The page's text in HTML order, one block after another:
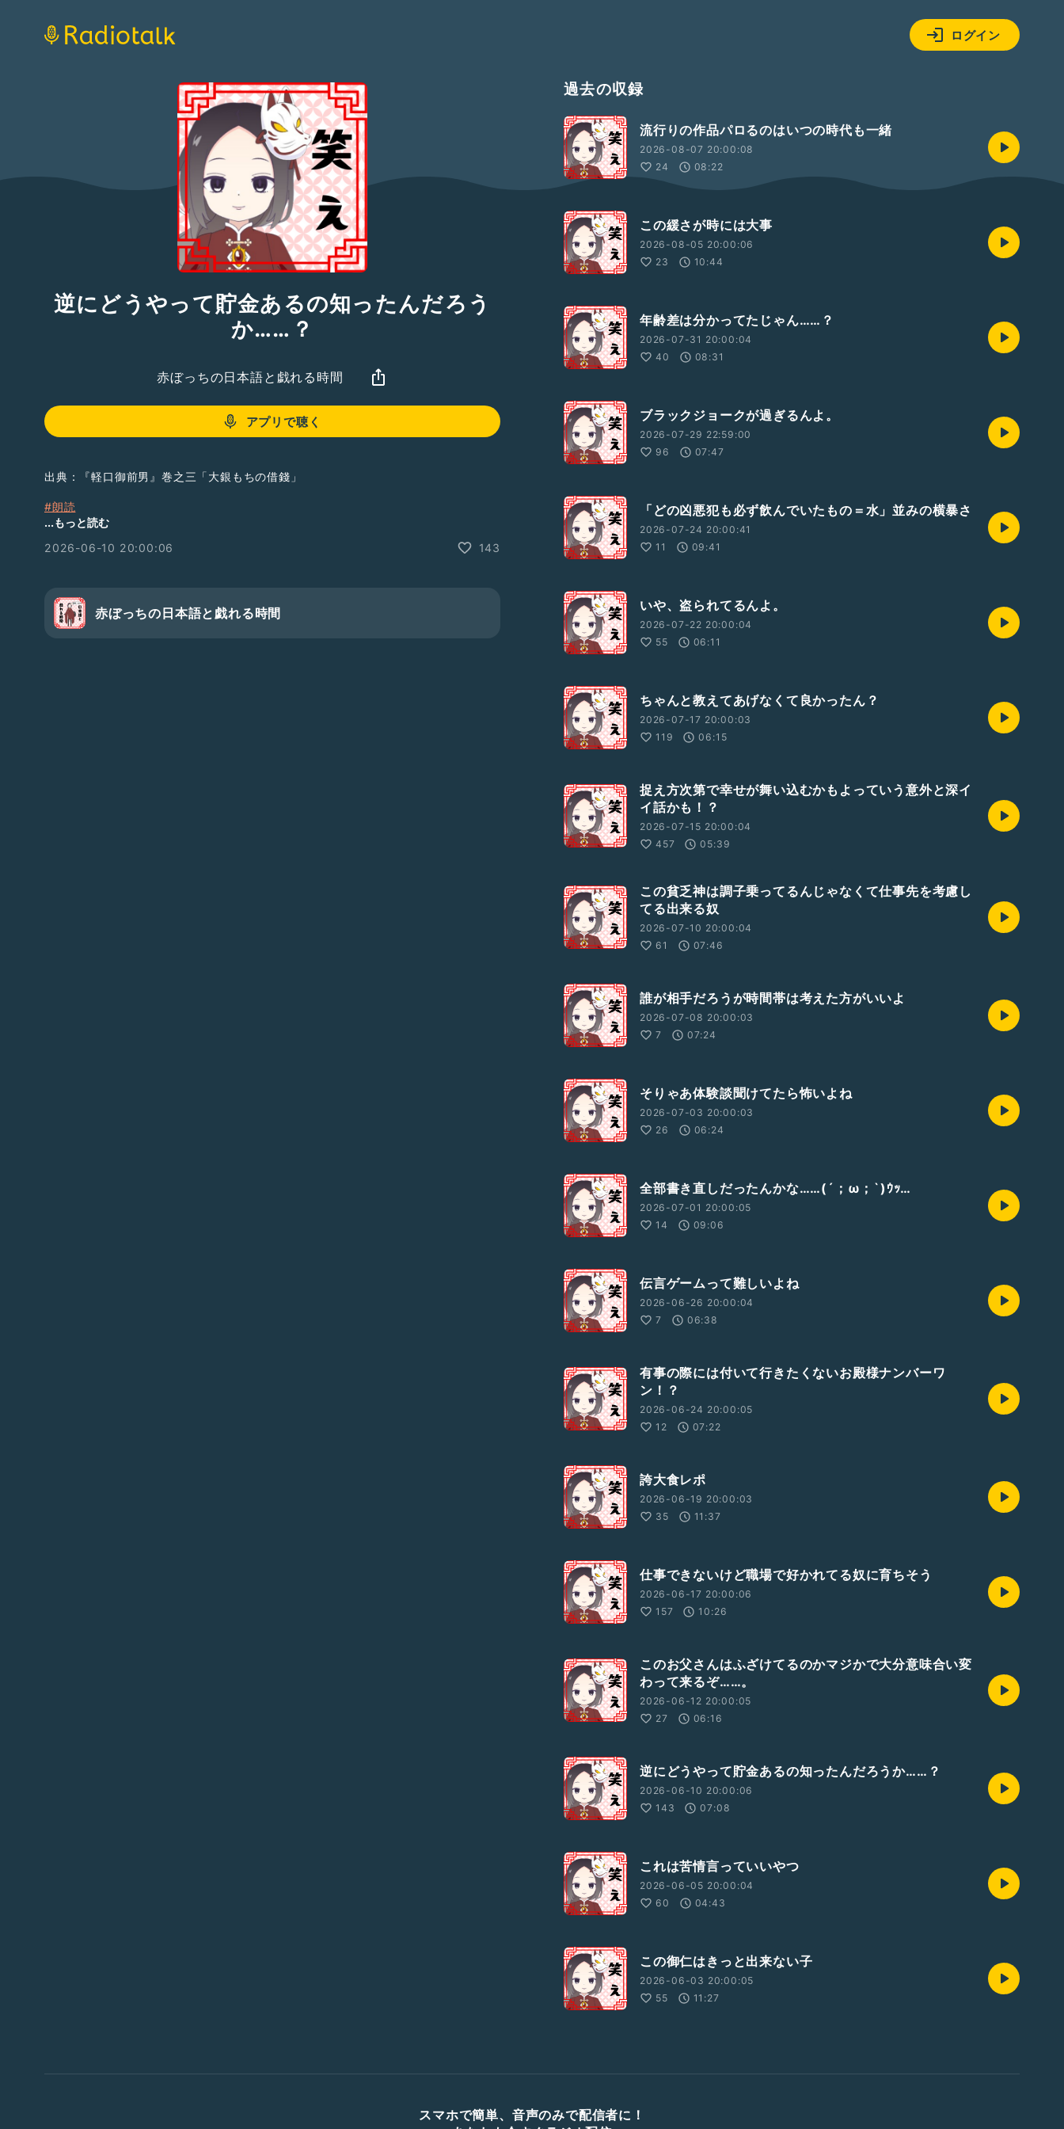
ログイン
逆にどうやって貯金あるの知ったんだろう
か……？
赤ぼっちの日本語と戯れる時間
アプリで聴く
出典：『軽口御前男』巻之三「大銀もちの借錢」
#朗読
#江戸枠
#古文
#軽口御前男
...もっと読む
2026-06-10 20:00:06
143
赤ぼっちの日本語と戯れる時間
過去の収録
流行りの作品パロるのはいつの時代も一緒
2026-08-07 20:00:08
24
08:22
この緩さが時には大事
2026-08-05 20:00:06
23
10:44
年齢差は分かってたじゃん……？
2026-07-31 20:00:04
40
08:31
ブラックジョークが過ぎるんよ。
2026-07-29 22:59:00
96
07:47
「どの凶悪犯も必ず飲んでいたもの＝水」並みの横暴さ
2026-07-24 20:00:41
11
09:41
いや、盗られてるんよ。
2026-07-22 20:00:04
55
06:11
ちゃんと教えてあげなくて良かったん？
2026-07-17 20:00:03
119
06:15
捉え方次第で幸せが舞い込むかもよっていう意外と深イ
イ話かも！？
2026-07-15 20:00:04
457
05:39
この貧乏神は調子乗ってるんじゃなくて仕事先を考慮し
てる出来る奴
2026-07-10 20:00:04
61
07:46
誰が相手だろうが時間帯は考えた方がいいよ
2026-07-08 20:00:03
7
07:24
そりゃあ体験談聞けてたら怖いよね
2026-07-03 20:00:03
26
06:24
全部書き直しだったんかな……(´；ω；`)ｳｯ…
2026-07-01 20:00:05
14
09:06
伝言ゲームって難しいよね
2026-06-26 20:00:04
7
06:38
有事の際には付いて行きたくないお殿様ナンバーワ
ン！？
2026-06-24 20:00:05
12
07:22
誇大食レポ
2026-06-19 20:00:03
35
11:37
仕事できないけど職場で好かれてる奴に育ちそう
2026-06-17 20:00:06
157
10:26
このお父さんはふざけてるのかマジかで大分意味合い変
わって来るぞ……。
2026-06-12 20:00:05
27
06:16
逆にどうやって貯金あるの知ったんだろうか……？
2026-06-10 20:00:06
143
07:08
これは苦情言っていいやつ
2026-06-05 20:00:04
60
04:43
この御仁はきっと出来ない子
2026-06-03 20:00:05
55
11:27
スマホで簡単、音声のみで配信者に！